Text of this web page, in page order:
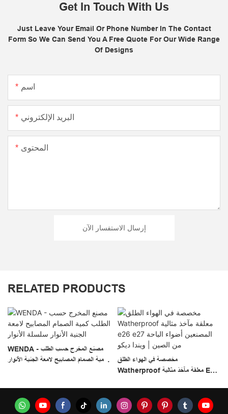
Get In Touch With Us
Just Leave Your Email Or Phone Number In The Contact
Form So We Can Send You A Free Quote For Our Wide Range
Of Designs
اسم
البريد الإلكتروني
المحتوى
إرسال الاستفسار الآن
RELATED PRODUCTS
WENDA - مصنع المخرج حسب الطلب
كمية الصمام المصابيح لامعة الجنية الأنوار
مخصصة في الهواء الطلق
Watherproof معلقة مآخذ مثالية E26